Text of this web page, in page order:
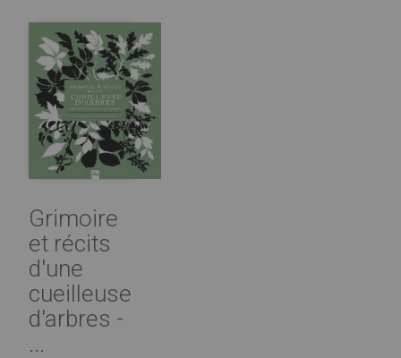
Grimoire
et récits
d'une
cueilleuse
d'arbres -
...